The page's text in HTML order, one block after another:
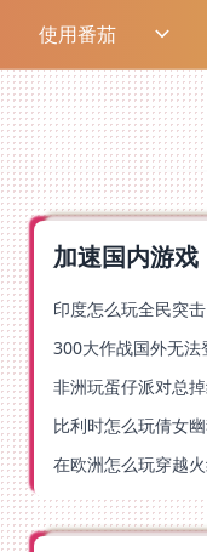
使用番茄
加速国内游戏